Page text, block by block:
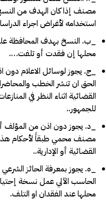
مصنف إذا كان الهدف من
استخدامه لأغراض اجراء
_ب. النسخ بهدف المحافظة
محلها إن فقدت أو تلفت….
_ج. يجوز لوسائل الاعلام دون
الحق ان تنشر الخطب
القضائية اثناء النظر في
للجمهور..
_د. يجوز دون اذن من
مصنف محمي طبقاََ لأحكام هذا
القضائية أو الإدارية..
_ه. يجوز بمعرفة الحائز
الحاسب الآلي عمل نسخة
محلها عند الفقدان او التلف.